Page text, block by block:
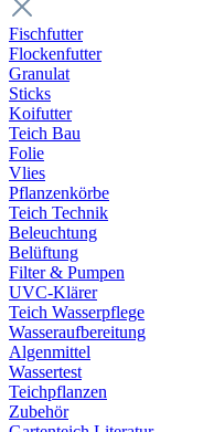
Fischfutter
Flockenfutter
Granulat
Sticks
Koifutter
Teich Bau
Folie
Vlies
Pflanzenkörbe
Teich Technik
Beleuchtung
Belüftung
Filter & Pumpen
UVC-Klärer
Teich Wasserpflege
Wasseraufbereitung
Algenmittel
Wassertest
Teichpflanzen
Zubehör